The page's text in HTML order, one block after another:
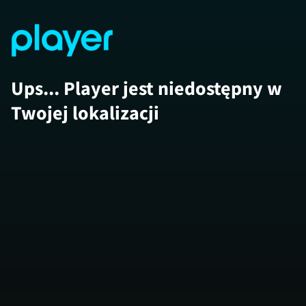
Ups... Player jest niedostępny w
Twojej lokalizacji